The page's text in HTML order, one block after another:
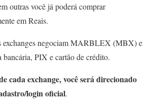
outras você já poderá comprar
em Reais.
exchanges negociam MARBLEX (MBX) e
bancária, PIX e cartão de crédito.
cada exchange, você será direcionado
login oficial.